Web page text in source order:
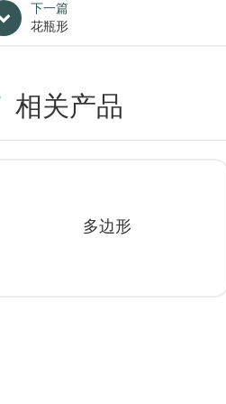
下一篇
花瓶形
相关产品
多边形